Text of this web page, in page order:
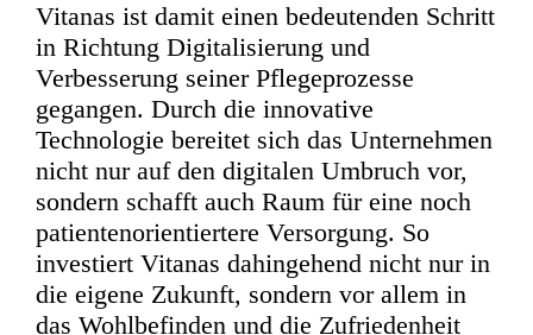
Vitanas ist damit einen bedeutenden Schritt
in Richtung Digitalisierung und
Verbesserung seiner Pflegeprozesse
gegangen. Durch die innovative
Technologie bereitet sich das Unternehmen
nicht nur auf den digitalen Umbruch vor,
sondern schafft auch Raum für eine noch
patientenorientiertere Versorgung. So
investiert Vitanas dahingehend nicht nur in
die eigene Zukunft, sondern vor allem in
das Wohlbefinden und die Zufriedenheit